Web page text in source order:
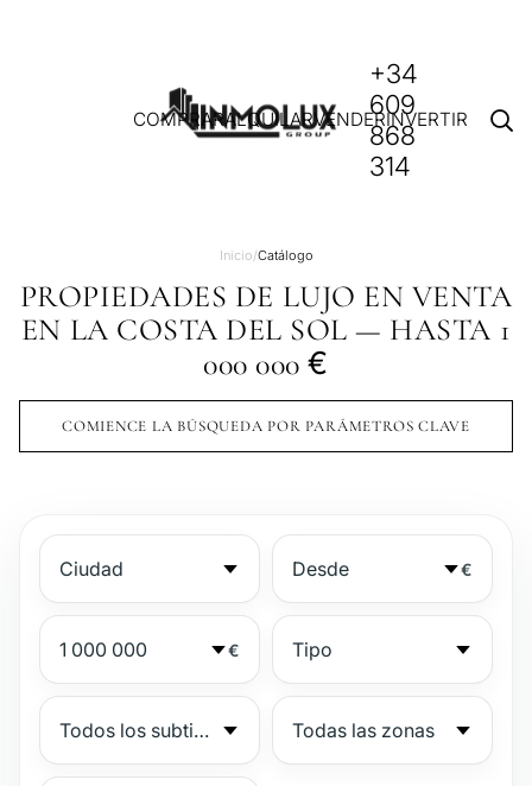
COMPRARALQUILARVENDERINVERTIR
+34
609
868
314
Inicio/Catálogo
PROPIEDADES DE LUJO EN VENTA
EN LA COSTA DEL SOL — HASTA 1
000 000€
COMIENCE LA BÚSQUEDA POR PARÁMETROS CLAVE
€
€